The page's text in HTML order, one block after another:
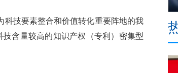
技要素整合和价值转化重要阵地的我
含量较高的知识产权（专利）密集型